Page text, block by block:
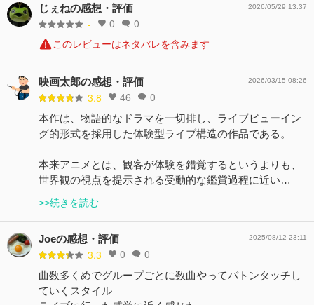
じぇねの感想・評価
- 0 0
2026/05/29 13:37
このレビューはネタバレを含みます
映画太郎の感想・評価
3.8 46 0
2026/03/15 08:26
本作は、物語的なドラマを一切排し、ライブビューイン
グ的形式を採用した体験型ライブ構造の作品である。
本来アニメとは、観客が体験を錯覚するというよりも、
世界観の視点を提示される受動的な鑑賞過程に近い…
>>続きを読む
Joeの感想・評価
3.3 0 0
2025/08/12 23:11
曲数多くめでグループごとに数曲やってバトンタッチし
ていくスタイル